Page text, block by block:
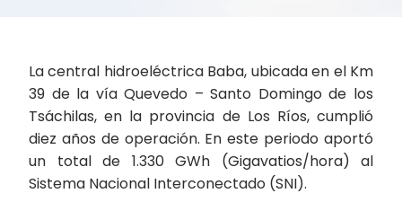
La central hidroeléctrica Baba, ubicada en el Km
39 de la vía Quevedo – Santo Domingo de los
Tsáchilas, en la provincia de Los Ríos, cumplió
diez años de operación. En este periodo aportó
un total de 1.330 GWh (Gigavatios/hora) al
Sistema Nacional Interconectado (SNI).